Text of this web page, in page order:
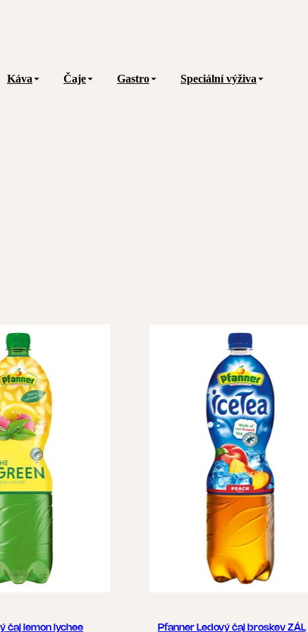
Káva Čaje Gastro Speciální výživa
čaj lemon lychee
Pfanner Ledový čaj broskev ZÁL